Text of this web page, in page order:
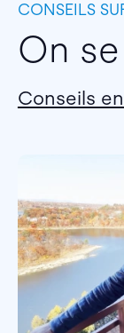
CONSEILS
On
Conseils